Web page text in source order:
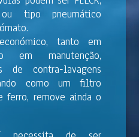
ou tipo pneumático
tanto em
em manutenção,
de contra-lavagens
como um filtro
ferro, remove ainda o